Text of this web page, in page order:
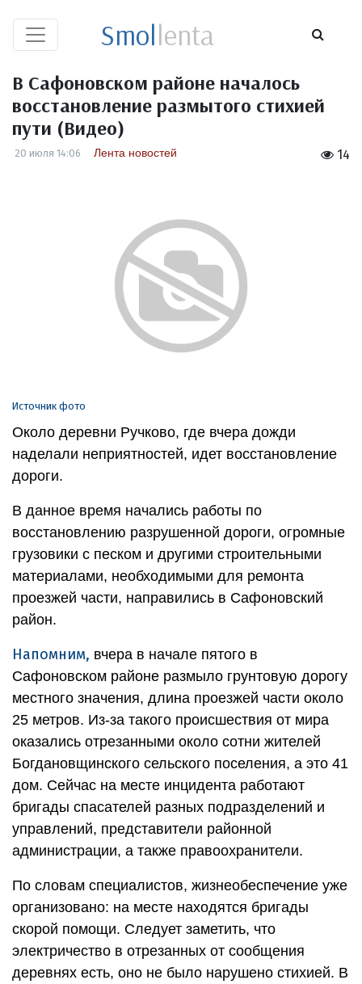
Smollenta
В Сафоновском районе началось
восстановление размытого стихией
пути (Видео)
14
20 июля 14:06 Лента новостей
Источник фото
Около деревни Ручково, где вчера дожди
наделали неприятностей, идет восстановление
дороги.
В данное время начались работы по
восстановлению разрушенной дороги, огромные
грузовики с песком и другими строительными
материалами, необходимыми для ремонта
проезжей части, направились в Сафоновский
район.
Напомним, вчера в начале пятого в
Сафоновском районе размыло грунтовую дорогу
местного значения, длина проезжей части около
25 метров. Из-за такого происшествия от мира
оказались отрезанными около сотни жителей
Богдановщинского сельского поселения, а это 41
дом. Сейчас на месте инцидента работают
бригады спасателей разных подразделений и
управлений, представители районной
администрации, а также правоохранители.
По словам специалистов, жизнеобеспечение уже
организовано: на месте находятся бригады
скорой помощи. Следует заметить, что
электричество в отрезанных от сообщения
деревнях есть, оно не было нарушено стихией. В